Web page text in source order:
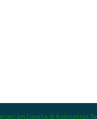
Langka di Kalimantan